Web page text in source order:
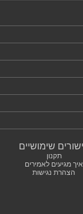
שימושיים
תקנון
איך מגיעים לאמירים
הצהרת נגישות